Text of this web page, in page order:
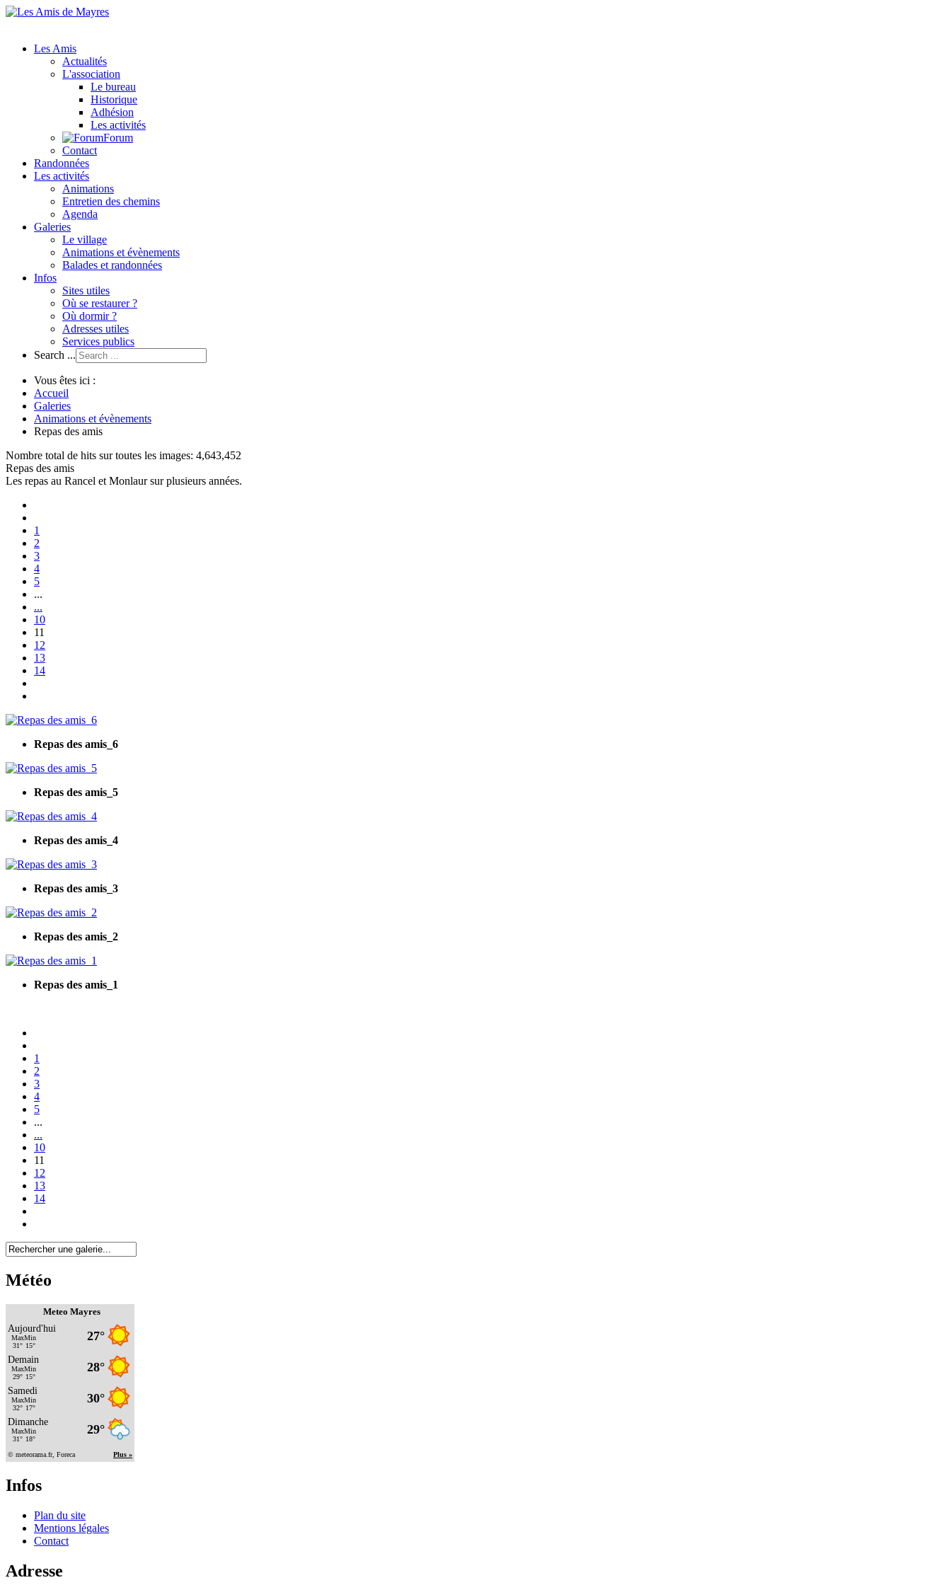
Les Amis
Actualités
L'association
Le bureau
Historique
Adhésion
Les activités
Forum
Contact
Randonnées
Les activités
Animations
Entretien des chemins
Agenda
Galeries
Le village
Animations et évènements
Balades et randonnées
Infos
Sites utiles
Où se restaurer ?
Où dormir ?
Adresses utiles
Services publics
Search ...
Vous êtes ici :
Accueil
Galeries
Animations et évènements
Repas des amis
Nombre total de hits sur toutes les images: 4,643,452
Repas des amis
Les repas au Rancel et Monlaur sur plusieurs années.
1
2
3
4
5
...
...
10
11
12
13
14
Repas des amis_6
Repas des amis_5
Repas des amis_4
Repas des amis_3
Repas des amis_2
Repas des amis_1
1
2
3
4
5
...
...
10
11
12
13
14
Météo
Meteo Mayres
Infos
Plan du site
Mentions légales
Contact
Adresse